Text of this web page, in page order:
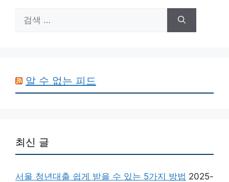
색:
알 수 없는 피드
최신 글
서울 청년대출 쉽게 받을 수 있는 5가지 방법 2025-